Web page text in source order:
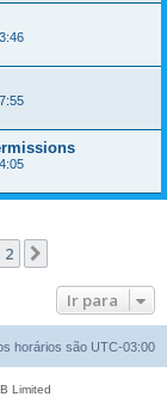
2
Ir para
horários são UTC-03:00
Limited